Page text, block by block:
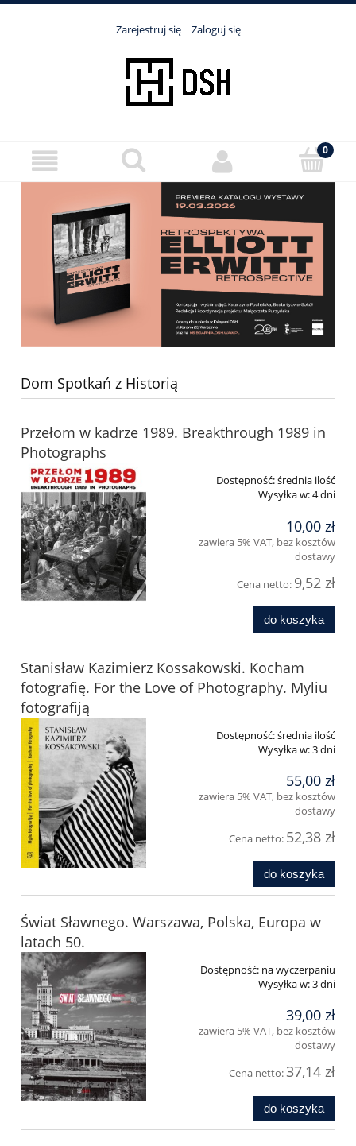
Zarejestruj się Zaloguj się
Dom Spotkań z Historią
Przełom w kadrze 1989. Breakthrough 1989 in
Photographs
Dostępność:średnia ilość
Wysyłka w:4 dni
10,00 zł
zawiera 5% VAT, bez kosztów
dostawy
Cena netto: 9,52 zł
do koszyka
Stanisław Kazimierz Kossakowski. Kocham
fotografię. For the Love of Photography. Myliu
fotografiją
Dostępność:średnia ilość
Wysyłka w:3 dni
55,00 zł
zawiera 5% VAT, bez kosztów
dostawy
Cena netto: 52,38 zł
do koszyka
Świat Sławnego. Warszawa, Polska, Europa w
latach 50.
Dostępność: na wyczerpaniu
Wysyłka w:3 dni
39,00 zł
zawiera 5% VAT, bez kosztów
dostawy
Cena netto:37,14 zł
do koszyka